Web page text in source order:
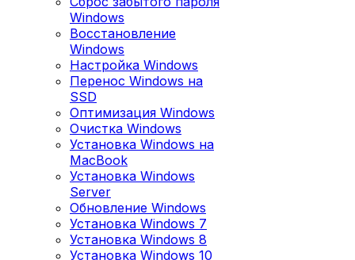
Windows
Восстановление
Windows
Настройка Windows
Перенос Windows на
SSD
Оптимизация Windows
Очистка Windows
Установка Windows на
MacBook
Установка Windows
Server
Обновление Windows
Установка Windows 7
Установка Windows 8
Установка Windows 10